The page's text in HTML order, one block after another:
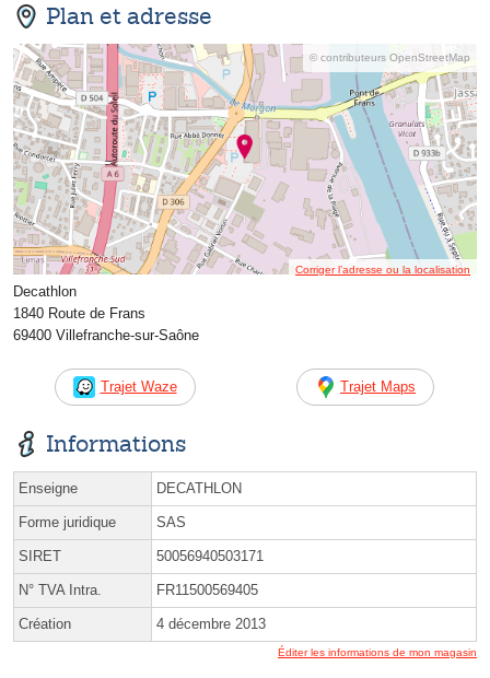
Plan et adresse
© contributeurs OpenStreetMap
Corriger l’adresse ou la localisation
Decathlon
1840 Route de Frans
69400 Villefranche-sur-Saône
Trajet Waze Trajet Maps
Informations
Enseigne DECATHLON
Forme juridique SAS
SIRET 50056940503171
N° TVA Intra. FR11500569405
Création 4 décembre 2013
Éditer les informations de mon magasin